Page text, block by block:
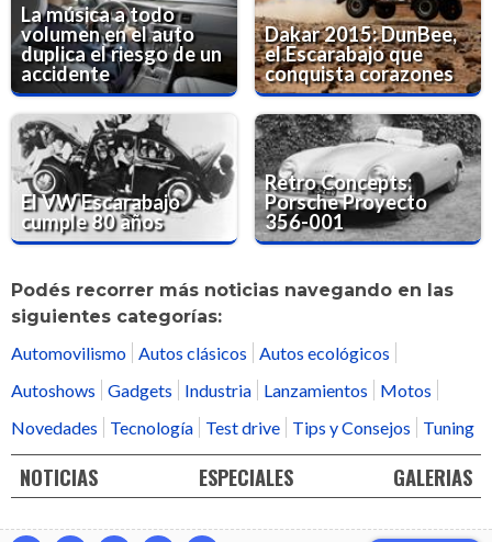
La música a todo
volumen en el auto
duplica el riesgo de un
accidente
Dakar 2015: DunBee,
el Escarabajo que
conquista corazones
El VW Escarabajo
cumple 80 años
Retro Concepts:
Porsche Proyecto
356-001
Podés recorrer más noticias navegando en las
siguientes categorías:
Automovilismo Autos clásicos
Autos ecológicos
Autoshows
Gadgets Industria Lanzamientos
Motos
Novedades
Tecnología Test drive Tips y Consejos Tuning
NOTICIAS ESPECIALES GALERIAS